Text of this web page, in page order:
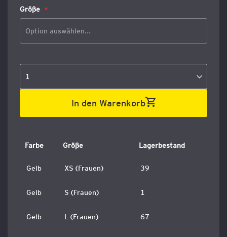
Größe
In den Warenkorb
Farbe Größe Lagerbestand
Gelb XS (Frauen) 39
Gelb S (Frauen) 1
Gelb L (Frauen) 67